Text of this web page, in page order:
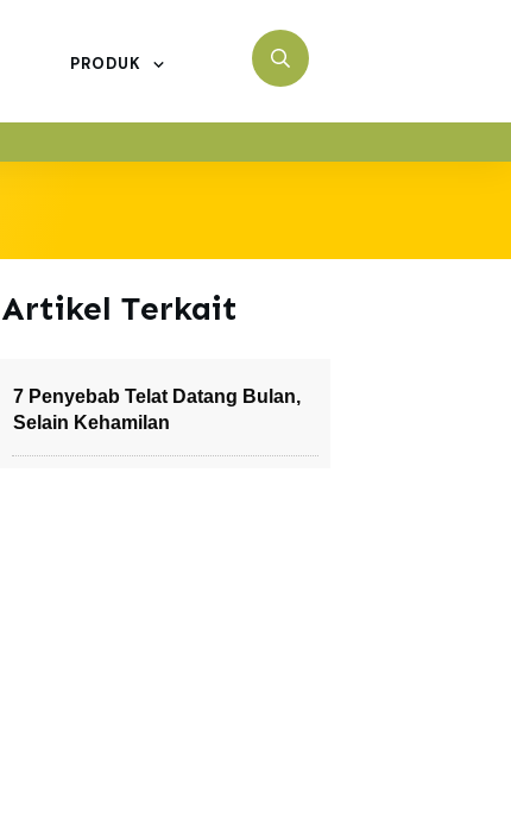
PRODUK
Artikel Terkait
7 Penyebab Telat Datang Bulan,
Selain Kehamilan